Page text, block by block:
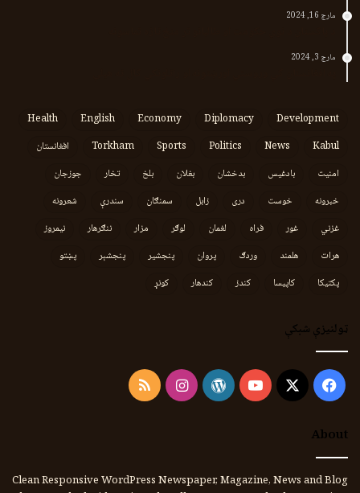
مارچ 16, 2024
مارچ 3, 2024
Development
Diplomacy
Economy
English
Health
Kabul
News
Politics
Sports
Torkham
افغانستان
امنیت
بادغیس بدخشان بغلان بلخ تخار
جوزجان
خبرونه
خوست دری زابل سمنګان سندرې
شعرونه
غزني
غور فراه لغمان لوګر مزار ننګرهار
نیمروز
هرات
هلمند وردګ پروان پنجشیر پنجشېر
پښتو
پکتیکا
کاپیسا کندز کندهار کونړ
ټولنیزې شبکې
Facebook
X
YouTube
WordPress
Instagram
RSS
About
Clean Responsive WordPress Newspaper, Magazine, News and Blog